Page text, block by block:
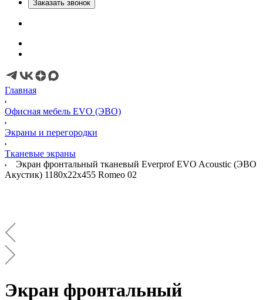
Заказать звонок
Главная
Офисная мебель EVO (ЭВО)
Экраны и перегородки
Тканевые экраны
Экран фронтальный тканевый Everprof EVO Acoustic (ЭВО
Акустик) 1180х22x455 Romeo 02
Экран фронтальный